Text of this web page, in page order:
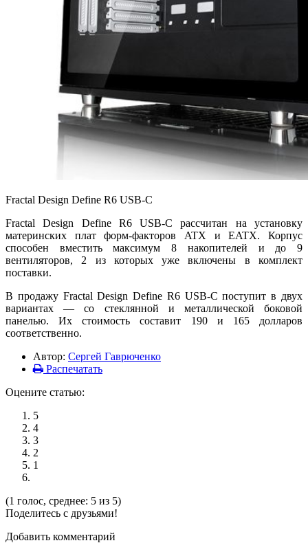
Fractal Design Define R6 USB-C
Fractal Design Define R6 USB-C рассчитан на установку
материнских плат форм-факторов ATX и EATX. Корпус
способен вместить максимум 8 накопителей и до 9
вентиляторов, 2 из которых уже включены в комплект
поставки.
В продажу Fractal Design Define R6 USB-C поступит в двух
вариантах — со стеклянной и металлической боковой
панелью. Их стоимость составит 190 и 165 долларов
соответственно.
Автор: Сергей Гаврюченко
Распечатать
Оцените статью:
5
4
3
2
1
(1 голос, среднее: 5 из 5)
Поделитесь с друзьями!
Добавить комментарий